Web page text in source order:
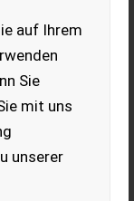
auf Ihrem
Sie
mit uns
unserer